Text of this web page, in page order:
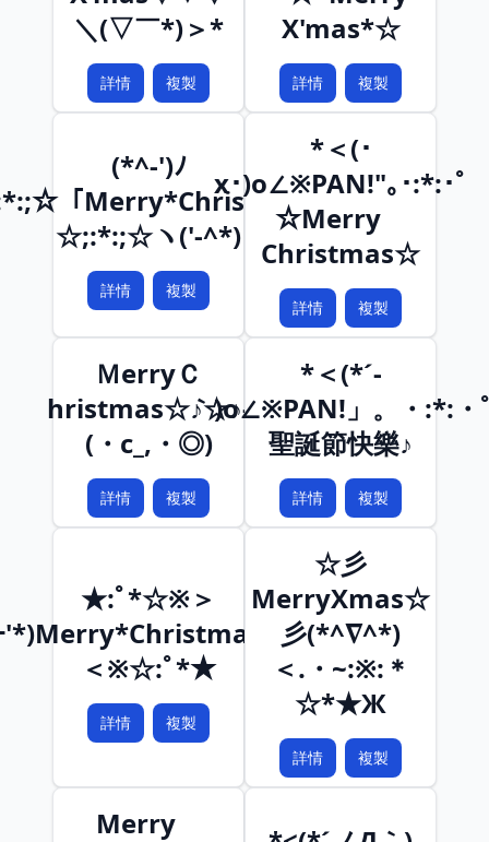
＼(▽￣*)＞*
詳情 複製
X'mas*☆
詳情 複製
(*^-')ﾉ
「Merry*Christmas」
☆;:*:;☆ヽ('-^*)
詳情 複製
*＜(･
x･)o∠※PAN!"｡･:*:･ﾟ
☆Merry
Christmas☆
詳情 複製
ＭerryＣ
hristmas☆♪☆♪-
(・c_,・◎)
詳情 複製
*＜(*´-
｀)o∠※PAN!」。・:*:・
聖誕節快樂♪
詳情 複製
★:ﾟ*☆※＞
'*)Merry*Christmas(*'ｰ')o
＜※☆:ﾟ*★
詳情 複製
☆彡
MerryXmas☆
彡(*^∇^*)
＜.・~:※:＊
☆*★Ж
詳情 複製
Merry